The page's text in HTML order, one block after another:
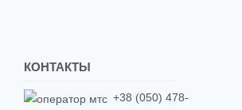
КОНТАКТЫ
+38 (050) 478-